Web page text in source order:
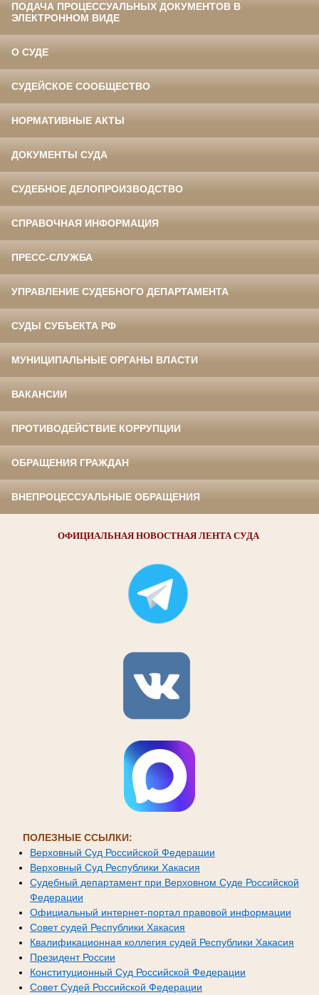
ПОДАЧА ПРОЦЕССУАЛЬНЫХ ДОКУМЕНТОВ В
ЭЛЕКТРОННОМ ВИДЕ
О СУДЕ
СУДЕЙСКОЕ СООБЩЕСТВО
НОРМАТИВНЫЕ АКТЫ
ДОКУМЕНТЫ СУДА
СУДЕБНОЕ ДЕЛОПРОИЗВОДСТВО
СПРАВОЧНАЯ ИНФОРМАЦИЯ
ПРЕСС-СЛУЖБА
УПРАВЛЕНИЕ СУДЕБНОГО ДЕПАРТАМЕНТА
СУДЫ СУБЪЕКТА РФ
МУНИЦИПАЛЬНЫЕ ОРГАНЫ ВЛАСТИ
ВАКАНСИИ
ПРОТИВОДЕЙСТВИЕ КОРРУПЦИИ
ОБРАЩЕНИЯ ГРАЖДАН
ВНЕПРОЦЕССУАЛЬНЫЕ ОБРАЩЕНИЯ
ОФИЦИАЛЬНАЯ НОВОСТНАЯ ЛЕНТА СУДА
ПОЛЕЗНЫЕ ССЫЛКИ:
Верховный Суд Российской Федерации
Верховный Суд Республики Хакасия
Судебный департамент при Верховном Суде Российской
Федерации
Официальный интернет-портал правовой информации
Совет судей Республики Хакасия
Квалификационная коллегия судей Республики Хакасия
Президент России
Конституционный Суд Российской Федерации
Совет Судей Российской Федерации